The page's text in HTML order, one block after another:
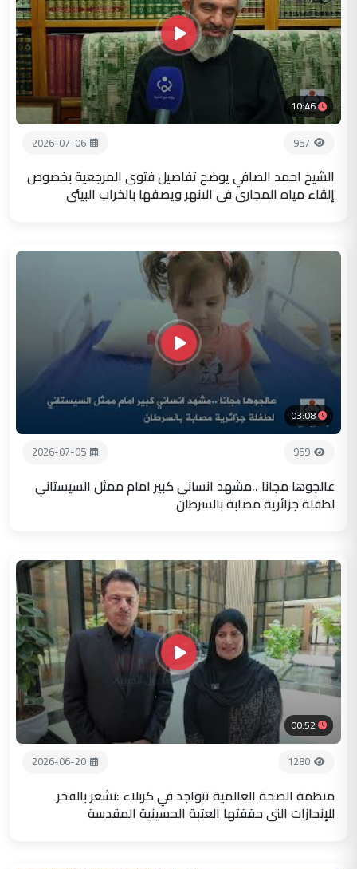
10:46
957
2026-07-06
الشيخ احمد الصافي يوضح تفاصيل فتوى المرجعية بخصوص
إلقاء مياه المجاري في الانهر ويصفها بالخراب البيئي
03:08
959
2026-07-05
عالجوها مجانا ..مشهد انساني كبير امام ممثل السيستاني
لطفلة جزائرية مصابة بالسرطان
00:52
1280
2026-06-20
منظمة الصحة العالمية تتواجد في كربلاء :نشعر بالفخر
للإنجازات التي حققتها العتبة الحسينية المقدسة